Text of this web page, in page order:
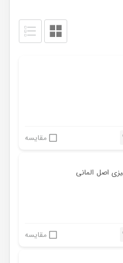
مقایسه
اصل المانی
مقایسه